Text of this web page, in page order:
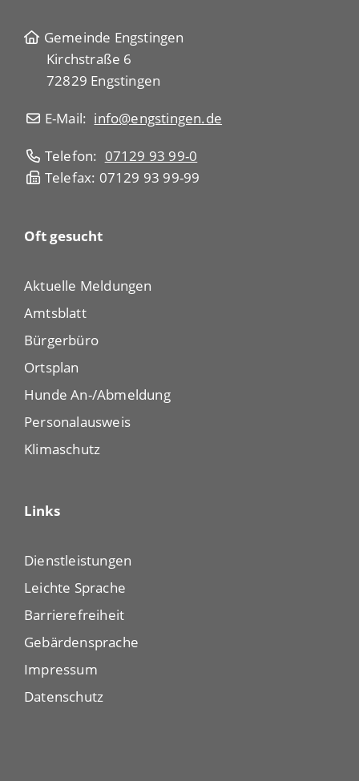
Gemeinde Engstingen
Kirchstraße 6
72829 Engstingen
E-Mail: info@engstingen.de
Telefon: 07129 93 99-0
Telefax: 07129 93 99-99
Oft gesucht
Aktuelle Meldungen
Amtsblatt
Bürgerbüro
Ortsplan
Hunde An-/Abmeldung
Personalausweis
Klimaschutz
Links
Dienstleistungen
Leichte Sprache
Barrierefreiheit
Gebärdensprache
Impressum
Datenschutz